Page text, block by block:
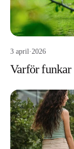
3 april · 2026
Varför